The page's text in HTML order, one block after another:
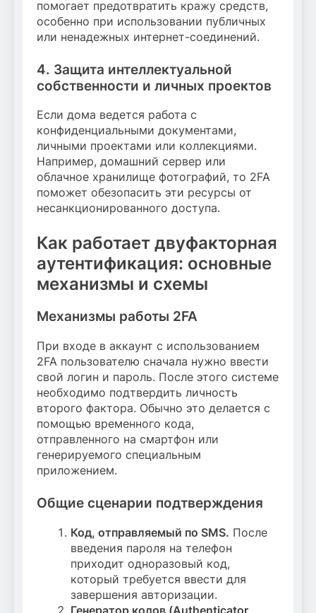
помогает предотвратить кражу средств,
особенно при использовании публичных
или ненадежных интернет-соединений.
4. Защита интеллектуальной
собственности и личных проектов
Если дома ведется работа с
конфиденциальными документами,
личными проектами или коллекциями.
Например, домашний сервер или
облачное хранилище фотографий, то 2FA
поможет обезопасить эти ресурсы от
несанкционированного доступа.
Как работает двуфакторная
аутентификация: основные
механизмы и схемы
Механизмы работы 2FA
При входе в аккаунт с использованием
2FA пользователю сначала нужно ввести
свой логин и пароль. После этого системе
необходимо подтвердить личность
второго фактора. Обычно это делается с
помощью временного кода,
отправленного на смартфон или
генерируемого специальным
приложением.
Общие сценарии подтверждения
Код, отправляемый по SMS. После
введения пароля на телефон
приходит одноразовый код,
который требуется ввести для
завершения авторизации.
Генератор кодов (Authenticator